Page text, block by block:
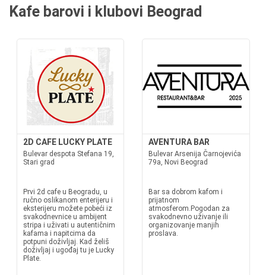
Kafe barovi i klubovi Beograd
2D CAFE LUCKY PLATE
Bulevar despota Stefana 19,
Stari grad
Prvi 2d cafe u Beogradu, u
ručno oslikanom enterijeru i
eksterijeru možete pobeći iz
svakodnevnice u ambijent
stripa i uživati u autentičnim
kafama i napitcima da
potpuni doživljaj. Kad želiš
doživljaj i ugođaj tu je Lucky
Plate.
AVENTURA BAR
Bulevar Arsenija Čarnojevića
79a, Novi Beograd
Bar sa dobrom kafom i
prijatnom
atmosferom.Pogodan za
svakodnevno uživanje ili
organizovanje manjih
proslava.